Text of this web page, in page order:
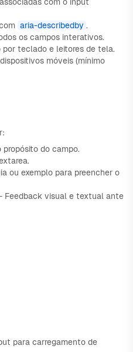
aria-describedby .
os campos interativos.
teclado e leitores de tela.
móveis (mínimo
do campo.
ou exemplo para preencher o
Feedback visual e textual ante
para carregamento de